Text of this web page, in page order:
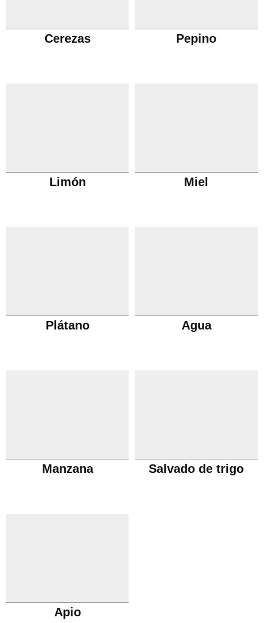
Cerezas Pepino
Limón Miel
Plátano Agua
Manzana Salvado de trigo
Apio